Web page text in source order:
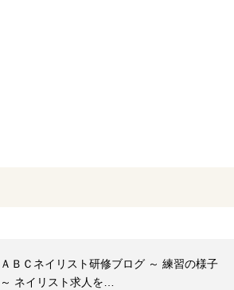
ＡＢＣネイリスト研修ブログ ～ 練習の様子
～ ネイリスト求人を…